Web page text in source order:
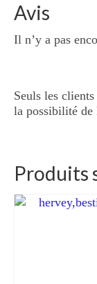
Avis
Il n’y a pas
Seuls les
la possibilité de
Produits